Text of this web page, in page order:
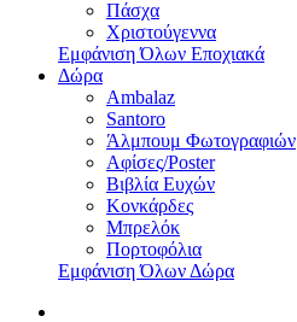
Πάσχα
Χριστούγεννα
Εμφάνιση Όλων Εποχιακά
Δώρα
Ambalaz
Santoro
Άλμπουμ Φωτογραφιών
Αφίσες/Poster
Βιβλία Ευχών
Κονκάρδες
Μπρελόκ
Πορτοφόλια
Εμφάνιση Όλων Δώρα